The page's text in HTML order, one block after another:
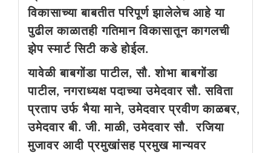
विकासाच्या बाबतीत परिपूर्ण झालेलेच आहे या
पुढील काळातही गतिमान विकासातून कागलची
झेप स्मार्ट सिटी कडे होईल.
यावेळी बाबगोंडा पाटील, सौ. शोभा बाबगोंडा
पाटील, नगराध्यक्ष पदाच्या उमेदवार सौ. सविता
प्रताप उर्फ भैया माने, उमेदवार प्रवीण काळबर,
उमेदवार बी. जी. माळी, उमेदवार सौ. रजिया
मुजावर आदी प्रमुखांसह प्रमुख मान्यवर